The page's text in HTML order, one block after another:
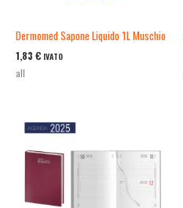
Dermomed Sapone Liquido 1L Muschio
1,83 € IVATO
all